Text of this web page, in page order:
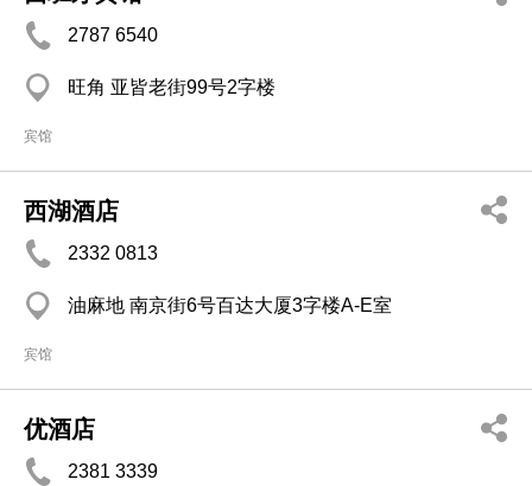
2787 6540
旺角 亚皆老街99号2字楼
宾馆
西湖酒店
2332 0813
油麻地 南京街6号百达大厦3字楼A-E室
宾馆
优酒店
2381 3339